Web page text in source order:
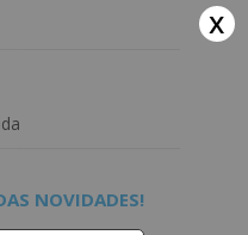
x
NOVIDADES!